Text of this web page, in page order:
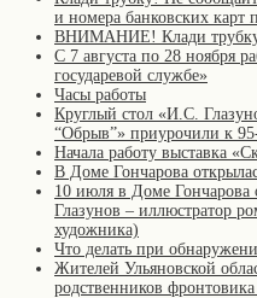
и номера банковских карт
ВНИМАНИЕ! Клади
С 7 августа по 28 ноября
государевой службе»
Часы работы
Круглый стол «И.С.
“Обрыв”» приурочили к
Начала работу выставка
В Доме Гончарова
10 июля в Доме Гончарова
Глазунов – иллюстратор
художника)
Что делать при
Жителей Ульяновской
родственников